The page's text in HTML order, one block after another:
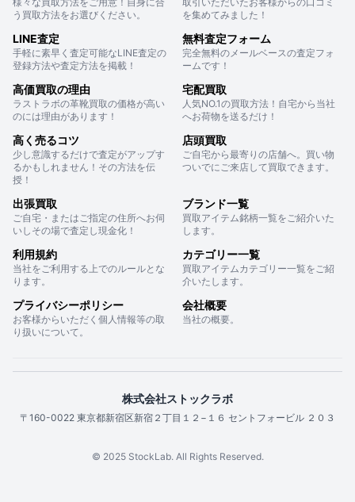
う買取方法をお選びください。
を集めてみました！
LINE査定
手軽に素早く査定可能なLINE査定の
登録方法や査定方法を掲載！
無料査定フォーム
完全無料のメールベースの査定フォ
ームです！
高価買取の理由
ラストラボの革靴買取の価格が高い
のには理由があります！
宅配買取
人気NO.1の買取方法！自宅から当社
へお荷物を送るだけ！
高く売るコツ
少し意識するだけで査定がアップす
るかもしれません！その方法を伝
授！
店頭買取
ご自宅から最寄りの店舗へ。買い物
ついでにご来店して買取できます。
出張買取
ご自宅・またはご指定の住所へお伺
いしその場で査定し現金化！
ブランド一覧
買取アイテム銘柄一覧をご紹介いた
します。
利用規約
当社をご利用する上でのルールとな
ります。
カテゴリー一覧
買取アイテムカテゴリー一覧をご紹
介いたします。
プライバシーポリシー
お客様からいただく個人情報等の取
り扱いについて。
会社概要
当社の概要。
株式会社ストックラボ
〒160-0022 東京都新宿区新宿２丁目１２−１６ セントフォービル ２０３
© 2025 StockLab. All Rights Reserved.